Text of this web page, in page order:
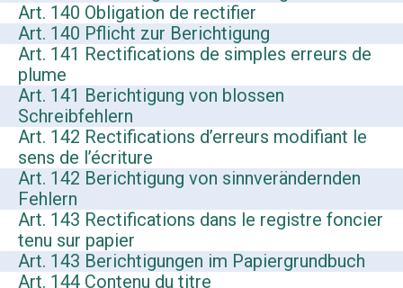
Art. 140 Obligation de rectifier
Art. 140 Pflicht zur Berichtigung
Art. 141 Rectifications de simples erreurs de
plume
Art. 141 Berichtigung von blossen
Schreibfehlern
Art. 142 Rectifications d’erreurs modifiant le
sens de l’écriture
Art. 142 Berichtigung von sinnverändernden
Fehlern
Art. 143 Rectifications dans le registre foncier
tenu sur papier
Art. 143 Berichtigungen im Papiergrundbuch
Art. 144 Contenu du titre